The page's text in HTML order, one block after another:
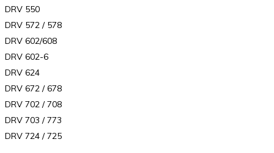
DRV 550
DRV 572 / 578
DRV 602/608
DRV 602-6
DRV 624
DRV 672 / 678
DRV 702 / 708
DRV 703 / 773
DRV 724 / 725